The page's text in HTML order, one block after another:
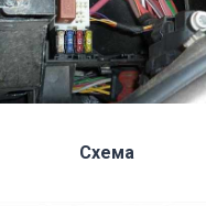
Схема